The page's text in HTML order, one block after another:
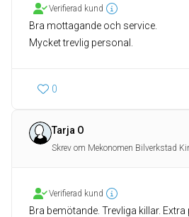
Verifierad kund
Bra mottagande och service.
Mycket trevlig personal.
0
Tarja O
Skrev om Mekonomen Bilverkstad
Verifierad kund
Bra bemötande. Trevliga killar. Extra